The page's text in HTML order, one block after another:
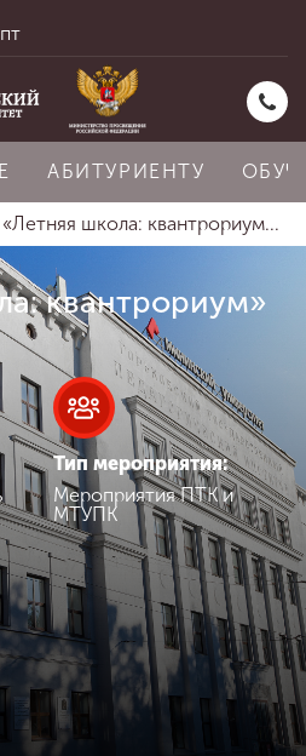
АБИТУРИЕНТУ
«Летняя школа: квантрориум...
квантрориум»
Тип мероприятия:
Мероприятия ПТК и
МТУПК